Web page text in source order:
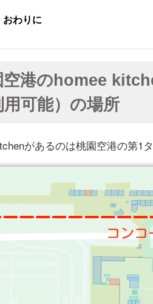
おわりに
空港のhomee
用可能）の場所
があるのは桃園空港の第1